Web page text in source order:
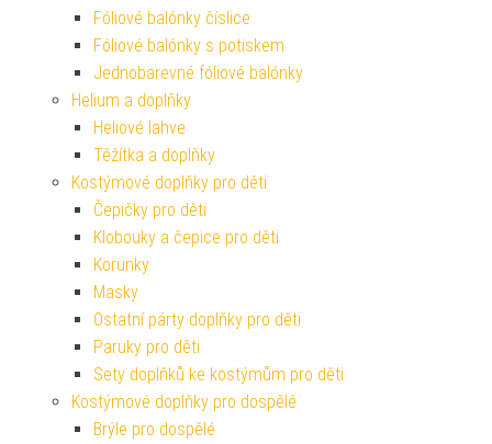
Fóliové balónky číslice
Fóliové balónky s potiskem
Jednobarevné fóliové balónky
Helium a doplňky
Heliové lahve
Těžítka a doplňky
Kostýmové doplňky pro děti
Čepičky pro děti
Klobouky a čepice pro děti
Korunky
Masky
Ostatní párty doplňky pro děti
Paruky pro děti
Sety doplňků ke kostýmům pro děti
Kostýmové doplňky pro dospělé
Brýle pro dospělé